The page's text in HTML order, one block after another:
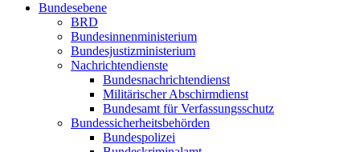
Bundesebene
BRD
Bundesinnenministerium
Bundesjustizministerium
Nachrichtendienste
Bundesnachrichtendienst
Militärischer Abschirmdienst
Bundesamt für Verfassungsschutz
Bundessicherheitsbehörden
Bundespolizei